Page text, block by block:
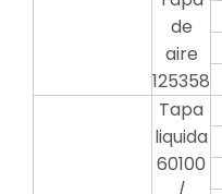
de
aire
125358
Tapa
liquida
60100